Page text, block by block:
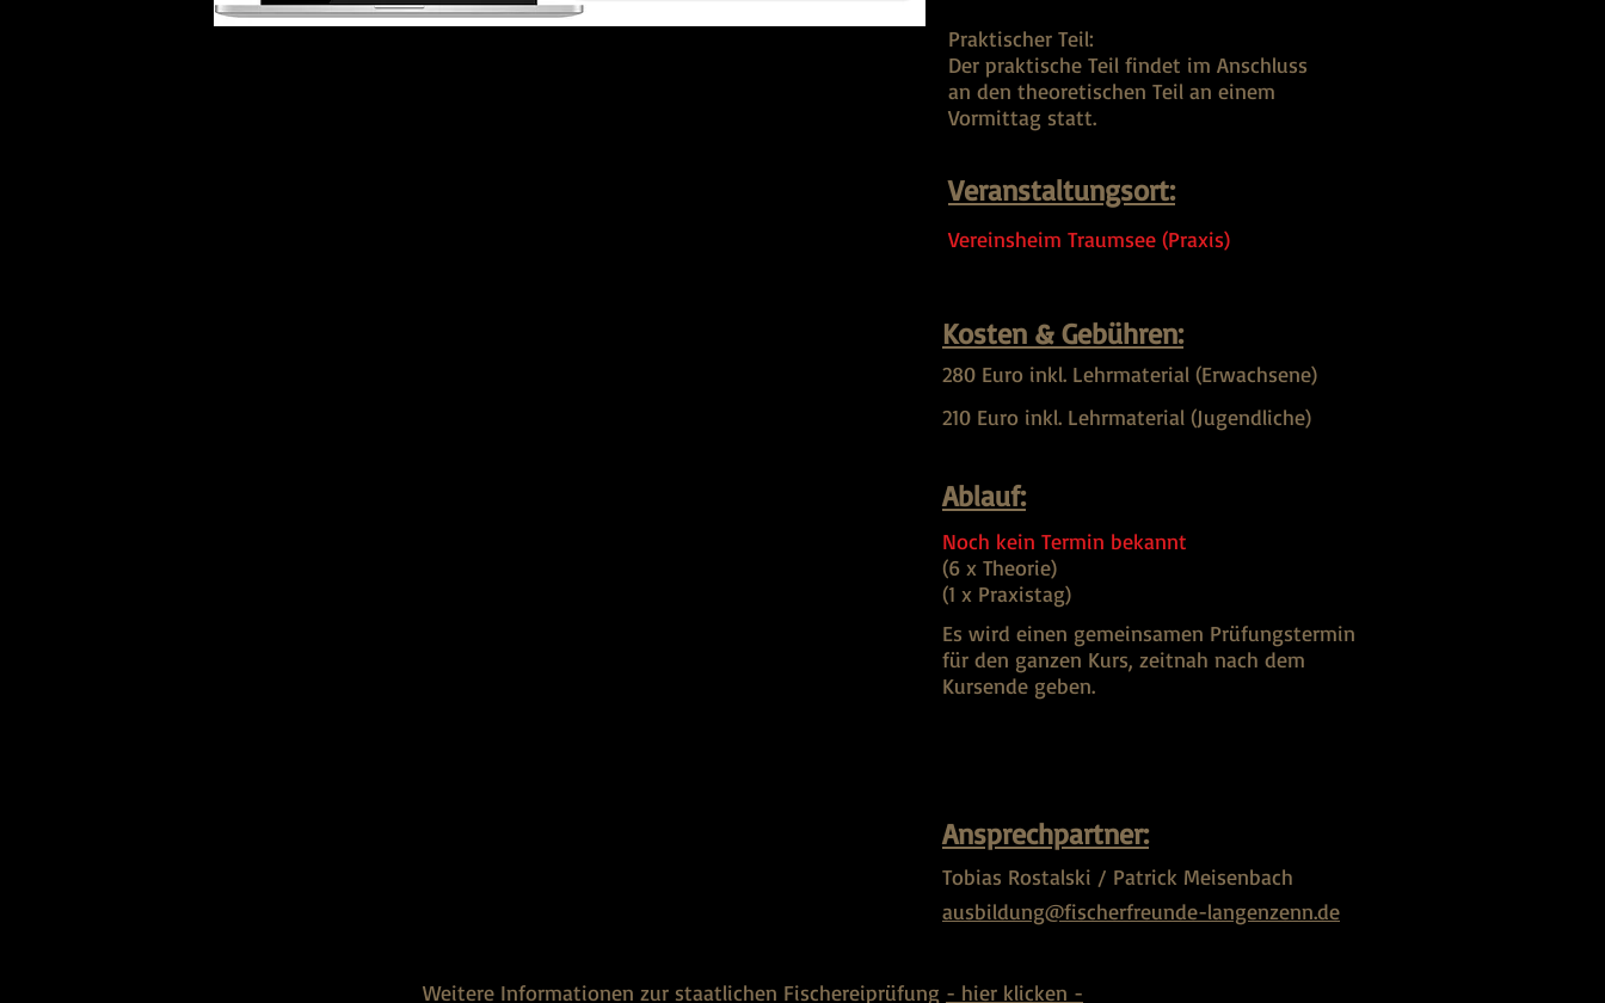
Praktischer Teil:
Der praktische Teil findet im Anschluss
an den theoretischen Teil an einem
Vormittag statt.
Veranstaltungsort:
Vereinsheim Traumsee (Praxis)
Kosten & Gebühren:
280 Euro inkl. Lehrmaterial (Erwachsene)
210 Euro inkl. Lehrmaterial (Jugendliche)
Ablauf:
Es wird einen gemeinsamen Prüfungstermin
für den ganzen Kurs, zeitnah nach dem
Kursende geben.
Noch kein Termin bekannt
(6 x Theorie)
(1 x Praxistag)
Ansprechpartner:
Tobias Rostalski / Patrick Meisenbach
ausbildung@fischerfreunde-langenzenn.de
Weitere Informationen zur staatlichen Fischereiprüfung - hier klicken -